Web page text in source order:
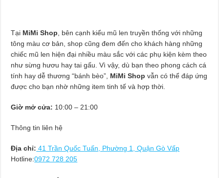
Tại MiMi Shop, bên cạnh kiểu mũ len truyền thống với những
tông màu cơ bản, shop cũng đem đến cho khách hàng những
chiếc mũ len hiện đại nhiều màu sắc với các phụ kiện kèm theo
như sừng hươu hay tai gấu. Vì vậy, dù bạn theo phong cách cá
tính hay dễ thương “bánh bèo”, MiMi Shop vẫn có thể đáp ứng
được cho bạn nhờ những item tinh tế và hợp thời.
Giờ mở cửa: 10:00 – 21:00
Thông tin liên hệ
Địa chỉ: 41 Trần Quốc Tuấn, Phường 1, Quận Gò Vấp
Hotline:0972 728 205